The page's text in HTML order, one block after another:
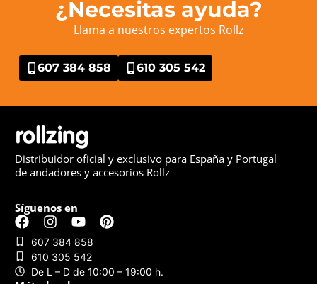
¿Necesitas ayuda?
Llama a nuestros expertos Rollz
607 384 858 610 305 542
Distribuidor oficial y exclusivo para España y Portugal
de andadores y accesorios Rollz
Síguenos en
607 384 858
610 305 542
De L – D de 10:00 – 19:00 h.